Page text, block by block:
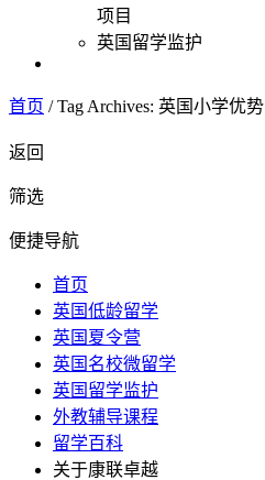
项目
英国留学监护
首页 /Tag Archives: 英国小学优势
返回
筛选
便捷导航
首页
英国低龄留学
英国夏令营
英国名校微留学
英国留学监护
外教辅导课程
留学百科
关于康联卓越